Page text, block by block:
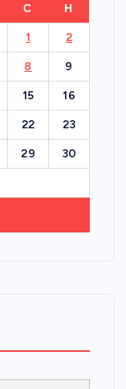
С Н
1 2
8 9
15 16
22 23
29 30